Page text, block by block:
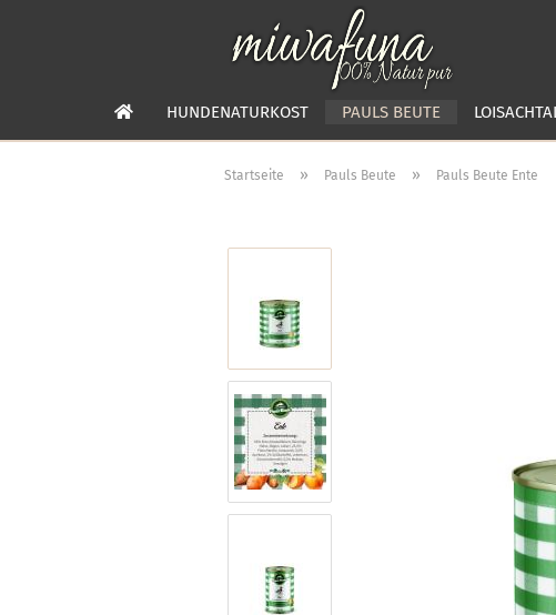
HUNDENATURKOST PAULS BEUTE
Startseite » Pauls Beute » Pauls Beute Ente